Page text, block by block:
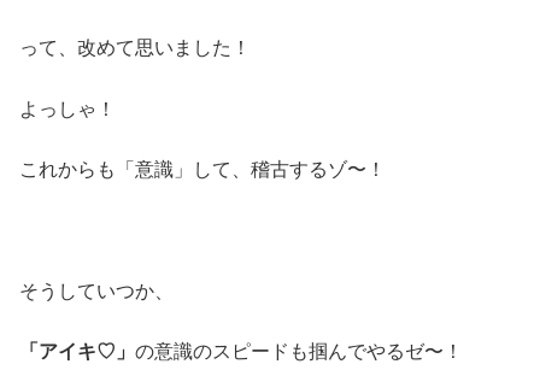
って、改めて思いました！
よっしゃ！
これからも「意識」して、稽古するゾ〜！
そうしていつか、
「アイキ♡」 の意識のスピードも掴んでやるゼ〜！